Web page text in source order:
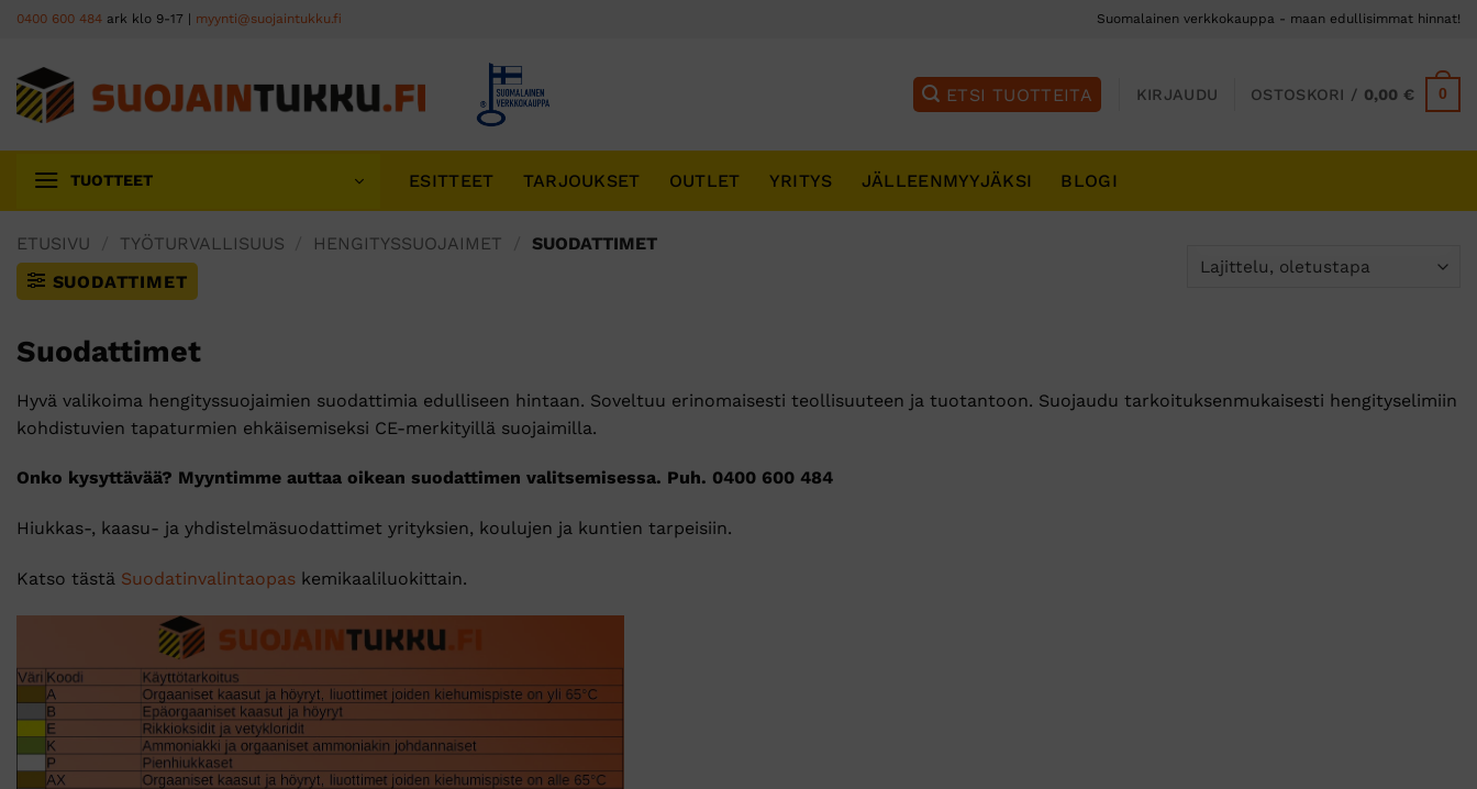
Skip
content
0400 600 484 ark klo 9-17 | myynti@suojaintukku.fi Suomalainen verkkokauppa - maan edullisimmat hinnat!
KIRJAUDU OSTOSKORI / 0,00€ 0
TUOTTEET ESITTEET TARJOUKSET OUTLET YRITYS JÄLLEENMYYJÄKSI BLOGI
ETUSIVU TYÖTURVALLISUUS HENGITYSSUOJAIMET
SUODATTIMET
SUODATTIMET
Suodattimet
Hyvä valikoima hengityssuojaimien suodattimia edulliseen hintaan. Soveltuu erinomaisesti teollisuuteen ja tuotantoon. Suojaudu tarkoituksenmukaisesti hengityselimiin
kohdistuvien tapaturmien ehkäisemiseksi CE-merkityillä suojaimilla.
Onko kysyttävää? Myyntimme auttaa oikean suodattimen valitsemisessa. Puh. 0400 600 484
Hiukkas-, kaasu- ja yhdistelmäsuodattimet yrityksien, koulujen ja kuntien tarpeisiin.
Katso tästä Suodatinvalintaopas kemikaaliluokittain.